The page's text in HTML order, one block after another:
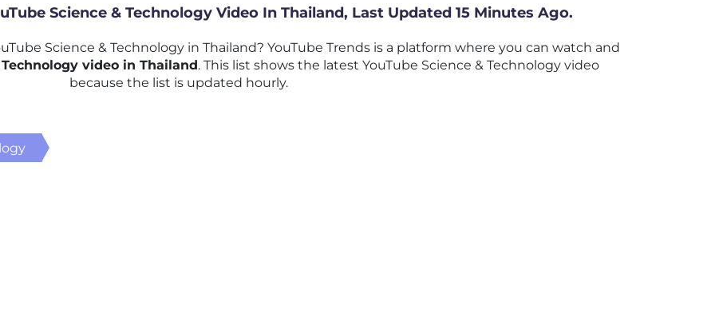
Science & Technology Video In Thailand, Last Updated 15 Minutes Ago.
Science & Technology in Thailand? YouTube Trends is a platform where you can watch and
video in Thailand. This list shows the latest YouTube Science & Technology video
because the list is updated hourly.